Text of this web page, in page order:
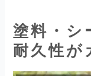
塗料・シ
耐久性が